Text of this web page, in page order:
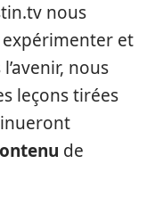
nous
expérimenter et
nous
leçons tirées
de